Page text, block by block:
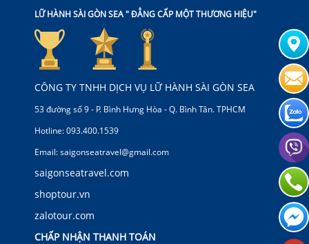
LỮ HÀNH SÀI GÒN SEA " ĐẲNG CẤP MỘT THƯƠNG HIỆU"
CÔNG TY TNHH DỊCH VỤ LỮ HÀNH SÀI GÒN SEA
53 đường số 9 - P. Bình Hưng Hòa - Q. Bình Tân. TPHCM
Hotline: 093.400.1539
Email: saigonseatravel@gmail.com
saigonseatravel.com
shoptour.vn
zalotour.com
CHẤP NHẬN THANH TOÁN